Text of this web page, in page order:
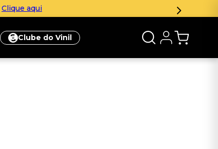
Clique aqui
Clube do Vinil